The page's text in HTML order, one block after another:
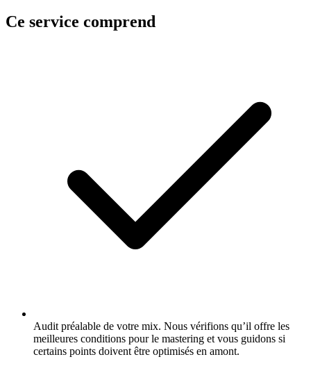
Ce service comprend
Audit préalable de votre mix. Nous vérifions qu’il offre les
meilleures conditions pour le mastering et vous guidons si
certains points doivent être optimisés en amont.